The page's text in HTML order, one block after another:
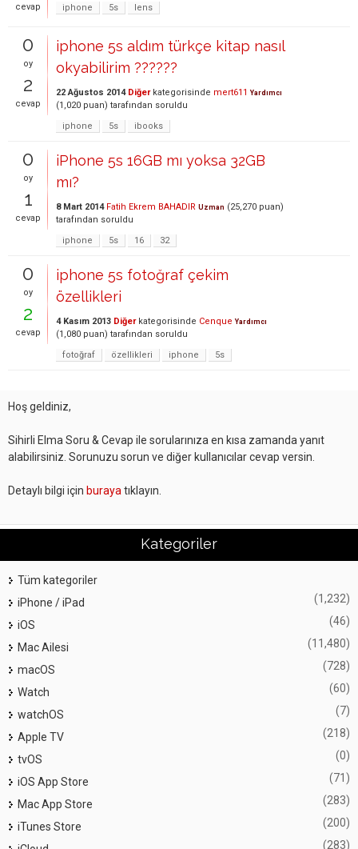
cevap
iphone
5s lens
0
oy
2
cevap
iphone 5s aldım türkçe kitap nasıl
okyabilirim ??????
22 Ağustos 2014 Diğerkategorisinde mert611 Yardımcı
(1,020 puan) tarafından soruldu
iphone
5s ibooks
0
oy
1
cevap
iPhone 5s 16GB mı yoksa 32GB
mı?
8 Mart 2014 Fatih Ekrem BAHADIR Uzman (25,270 puan)
tarafından soruldu
iphone
5s 16 32
0
oy
2
cevap
iphone 5s fotoğraf çekim
özellikleri
4 Kasım 2013 Diğerkategorisinde Cenque Yardımcı
(1,080 puan) tarafından soruldu
fotoğraf
özellikleri iphone 5s
Hoş geldiniz,
Sihirli Elma Soru & Cevap ile sorularınıza en kısa zamanda yanıt
alabilirsiniz. Sorunuzu sorun ve diğer kullanıcılar cevap versin.
Detaylı bilgi için buraya tıklayın.
Kategoriler
Tüm kategoriler
iPhone / iPad
(1,232)
iOS (46)
Mac Ailesi (11,480)
macOS (728)
Watch (60)
watchOS (7)
Apple TV (218)
tvOS (0)
iOS App Store (71)
Mac App Store (283)
iTunes Store (200)
(283)